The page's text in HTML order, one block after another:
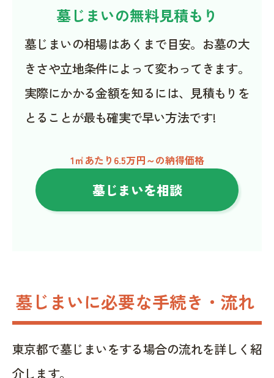
墓じまいの無料見積もり
墓じまいの相場はあくまで目安。お墓の大
きさや立地条件によって変わってきます。
実際にかかる金額を知るには、見積もりを
とることが最も確実で早い方法です!
1㎡あたり6.5万円～の納得価格
墓じまいを相談
墓じまいに必要な手続き・流れ
東京都で墓じまいをする場合の流れを詳しく紹
介します。